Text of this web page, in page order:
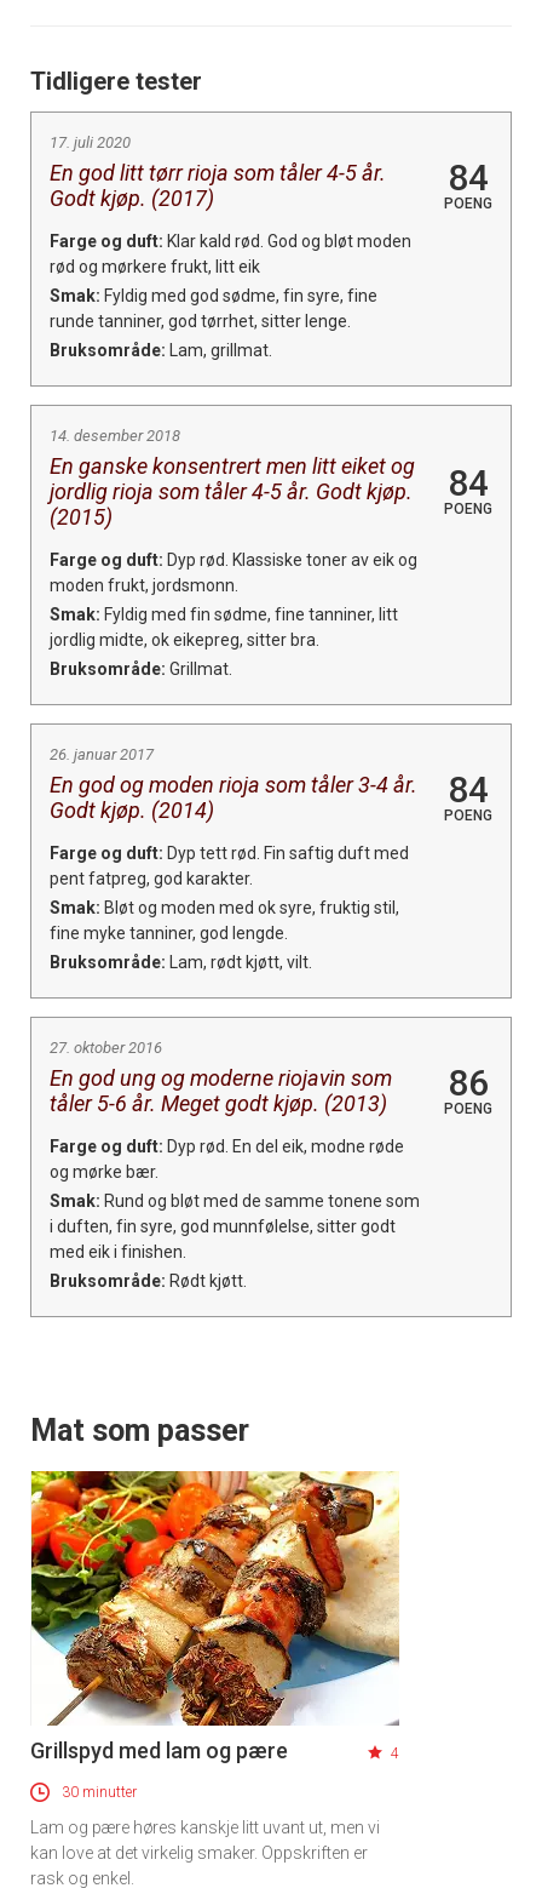
Tidligere tester
17. juli 2020
En god litt tørr rioja som tåler 4-5 år.
Godt kjøp. (2017)
84
POENG
Farge og duft: Klar kald rød. God og bløt moden
rød og mørkere frukt, litt eik
Smak: Fyldig med god sødme, fin syre, fine
runde tanniner, god tørrhet, sitter lenge.
Bruksområde: Lam, grillmat.
14. desember 2018
En ganske konsentrert men litt eiket og
jordlig rioja som tåler 4-5 år. Godt kjøp.
(2015)
84
POENG
Farge og duft: Dyp rød. Klassiske toner av eik og
moden frukt, jordsmonn.
Smak: Fyldig med fin sødme, fine tanniner, litt
jordlig midte, ok eikepreg, sitter bra.
Bruksområde: Grillmat.
26. januar 2017
En god og moden rioja som tåler 3-4 år.
Godt kjøp. (2014)
84
POENG
Farge og duft: Dyp tett rød. Fin saftig duft med
pent fatpreg, god karakter.
Smak: Bløt og moden med ok syre, fruktig stil,
fine myke tanniner, god lengde.
Bruksområde: Lam, rødt kjøtt, vilt.
27. oktober 2016
En god ung og moderne riojavin som
tåler 5-6 år. Meget godt kjøp. (2013)
86
POENG
Farge og duft: Dyp rød. En del eik, modne røde
og mørke bær.
Smak: Rund og bløt med de samme tonene som
i duften, fin syre, god munnfølelse, sitter godt
med eik i finishen.
Bruksområde: Rødt kjøtt.
Mat som passer
Grillspyd med lam og pære 4
30 minutter
Lam og pære høres kanskje litt uvant ut, men vi
kan love at det virkelig smaker. Oppskriften er
rask og enkel.